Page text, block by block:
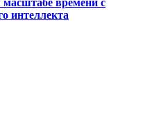
времени с
интеллекта